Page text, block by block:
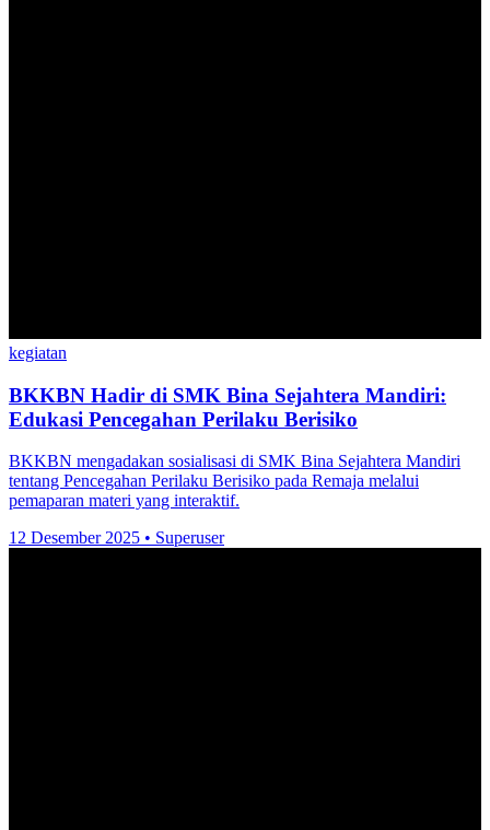
kegiatan
BKKBN Hadir di SMK Bina Sejahtera Mandiri:
Edukasi Pencegahan Perilaku Berisiko
BKKBN mengadakan sosialisasi di SMK Bina Sejahtera Mandiri
tentang Pencegahan Perilaku Berisiko pada Remaja melalui
pemaparan materi yang interaktif.
12 Desember 2025 • Superuser